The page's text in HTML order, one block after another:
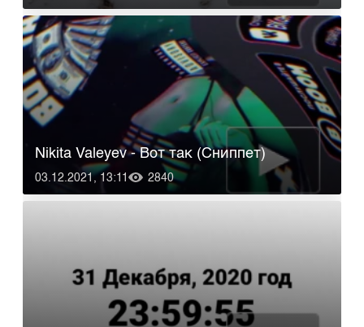
03.12.2021, 13:11 2840
Nikita Valeyev - Вот так (Сниппет)